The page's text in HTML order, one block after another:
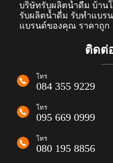
บริษัทรับผลิตน้ำดื่ม บ้าน
รับผลิตน้ำดื่ม รับทำแบร
แบรนด์ของคุณ ราคาถูก
ติดต่
โทร
084 355 9229
โทร
095 669 0999
โทร
080 195 8856